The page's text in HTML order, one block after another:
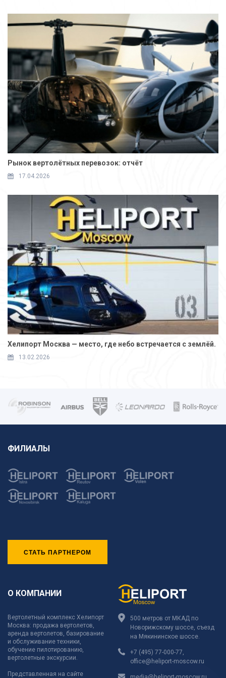
Рынок вертолётных перевозок: отчёт
17.04.2026
Хелипорт Москва — место, где небо встречается с землёй.
13.02.2026
ФИЛИАЛЫ
СТАТЬ ПАРТНЕРОМ
О КОМПАНИИ
Вертолетный комплекс Хелипорт
Москва: продажа вертолетов,
аренда вертолетов, базирование
и обслуживание техники,
обучение пилотированию,
вертолетные экскурсии.
Представленная на сайте
500 метров от МКАД по
Новорижскому шоссе, съезд
на Мякининское шоссе.
+7 (495) 77-000-77
office@heliport-moscow.ru